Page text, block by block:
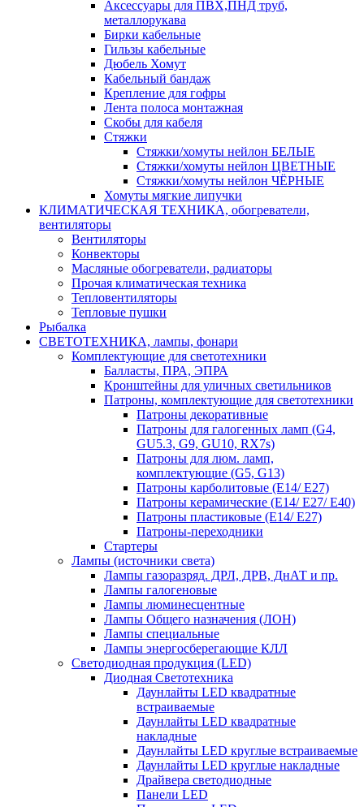
Аксессуары для ПВХ,ПНД труб,
металлорукава
Бирки кабельные
Гильзы кабельные
Дюбель Хомут
Кабельный бандаж
Крепление для гофры
Лента полоса монтажная
Скобы для кабеля
Стяжки
Стяжки/хомуты нейлон БЕЛЫЕ
Стяжки/хомуты нейлон ЦВЕТНЫЕ
Стяжки/хомуты нейлон ЧЁРНЫЕ
Хомуты мягкие липучки
КЛИМАТИЧЕСКАЯ ТЕХНИКА, обогреватели,
вентиляторы
Вентиляторы
Конвекторы
Масляные обогреватели, радиаторы
Прочая климатическая техника
Тепловентиляторы
Тепловые пушки
Рыбалка
СВЕТОТЕХНИКА, лампы, фонари
Комплектующие для светотехники
Балласты, ПРА, ЭПРА
Кронштейны для уличных светильников
Патроны, комплектующие для светотехники
Патроны декоративные
Патроны для галогенных ламп (G4,
GU5.3, G9, GU10, RX7s)
Патроны для люм. ламп,
комплектующие (G5, G13)
Патроны карболитовые (E14/ E27)
Патроны керамические (E14/ E27/ E40)
Патроны пластиковые (E14/ E27)
Патроны-переходники
Стартеры
Лампы (источники света)
Лампы газоразряд. ДРЛ, ДРВ, ДнАТ и пр.
Лампы галогеновые
Лампы люминесцентные
Лампы Общего назначения (ЛОН)
Лампы специальные
Лампы энергосберегающие КЛЛ
Светодиодная продукция (LED)
Диодная Светотехника
Даунлайты LED квадратные
встраиваемые
Даунлайты LED квадратные
накладные
Даунлайты LED круглые встраиваемые
Даунлайты LED круглые накладные
Драйвера светодиодные
Панели LED